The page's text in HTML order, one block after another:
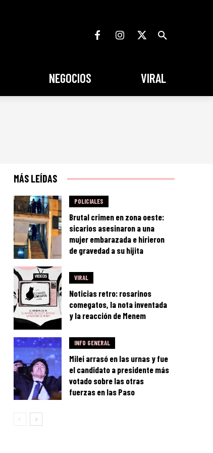
NEGOCIOS VIRAL
MÁS LEÍDAS
POLICIALES
Brutal crimen en zona oeste:
sicarios asesinaron a una
mujer embarazada e hirieron
de gravedad a su hijita
VIRAL
Noticias retro: rosarinos
comegatos, la nota inventada
y la reacción de Menem
INFO GENERAL
Milei arrasó en las urnas y fue
el candidato a presidente más
votado sobre las otras
fuerzas en las Paso